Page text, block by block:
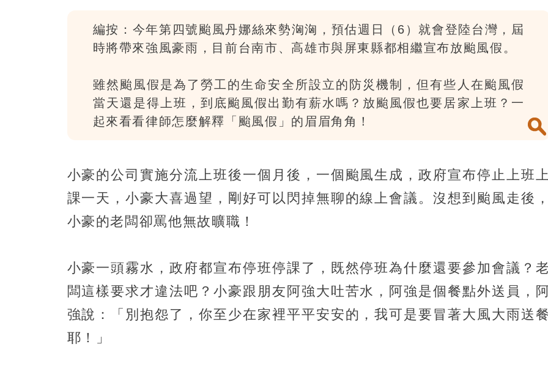
編按：今年第四號颱風丹娜絲來勢洶洶，預估週日（6）就會登陸台灣，屆
時將帶來強風豪雨，目前台南市、高雄市與屏東縣都相繼宣布放颱風假。
雖然颱風假是為了勞工的生命安全所設立的防災機制，但有些人在颱風假
當天還是得上班，到底颱風假出勤有薪水嗎？放颱風假也要居家上班？一
起來看看律師怎麼解釋「颱風假」的眉眉角角！
小豪的公司實施分流上班後一個月後，一個颱風生成，政府宣布停止上班上
課一天，小豪大喜過望，剛好可以閃掉無聊的線上會議。沒想到颱風走後，
小豪的老闆卻罵他無故曠職！
小豪一頭霧水，政府都宣布停班停課了，既然停班為什麼還要參加會議？老
闆這樣要求才違法吧？小豪跟朋友阿強大吐苦水，阿強是個餐點外送員，
強說：「別抱怨了，你至少在家裡平平安安的，我可是要冒著大風大雨送餐
耶！」